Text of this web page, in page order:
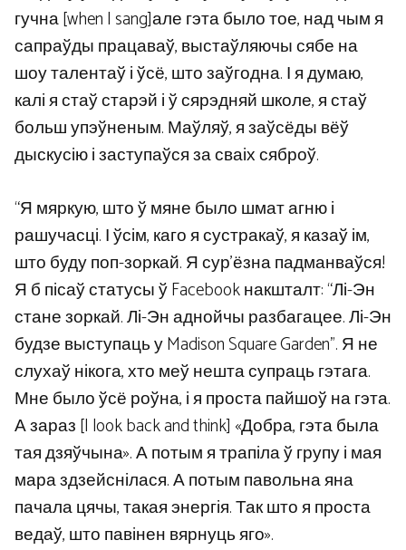
гучна [when I sang]але гэта было тое, над чым я
сапраўды працаваў, выстаўляючы сябе на
шоу талентаў і ўсё, што заўгодна. І я думаю,
калі я стаў старэй і ў сярэдняй школе, я стаў
больш упэўненым. Маўляў, я заўсёды вёў
дыскусію і заступаўся за сваіх сяброў.
“Я мяркую, што ў мяне было шмат агню і
рашучасці. І ўсім, каго я сустракаў, я казаў ім,
што буду поп-зоркай. Я сур’ёзна падманваўся!
Я б пісаў статусы ў Facebook накшталт: “Лі-Эн
стане зоркай. Лі-Эн аднойчы разбагацее. Лі-Эн
будзе выступаць у Madison Square Garden”. Я не
слухаў нікога, хто меў нешта супраць гэтага.
Мне было ўсё роўна, і я проста пайшоў на гэта.
А зараз [I look back and think] «Добра, гэта была
тая дзяўчына». А потым я трапіла ў групу і мая
мара здзейснілася. А потым павольна яна
пачала цячы, такая энергія. Так што я проста
ведаў, што павінен вярнуць яго».